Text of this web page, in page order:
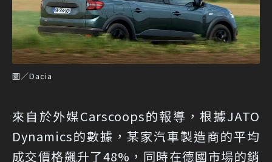
圖／Dacia
來自於外媒Carscoops的報導 ，根據JATO
Dynamics的數據，某家汽車製造商的平均
成交價格飆升了48%，同時在德國市場的銷